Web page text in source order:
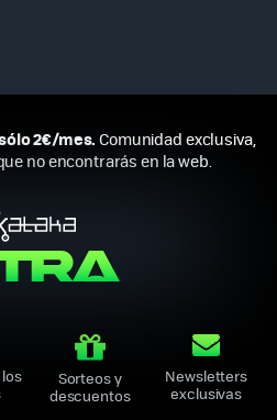
2€/mes.Comunidad exclusiva,
no encontrarás en la web.
Sorteos y
descuentos
Newsletters
exclusivas